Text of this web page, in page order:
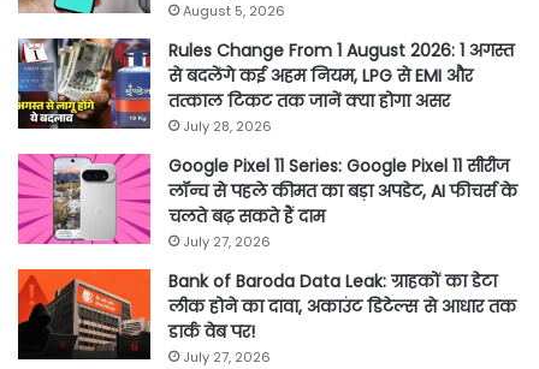
August 5, 2026
Rules Change From 1 August 2026: 1 अगस्त
से बदलेंगे कई अहम नियम, LPG से EMI और
तत्काल टिकट तक जानें क्या होगा असर
July 28, 2026
Google Pixel 11 Series: Google Pixel 11 सीरीज
लॉन्च से पहले कीमत का बड़ा अपडेट, AI फीचर्स के
चलते बढ़ सकते हैं दाम
July 27, 2026
Bank of Baroda Data Leak: ग्राहकों का डेटा
लीक होने का दावा, अकाउंट डिटेल्स से आधार तक
डार्क वेब पर!
July 27, 2026